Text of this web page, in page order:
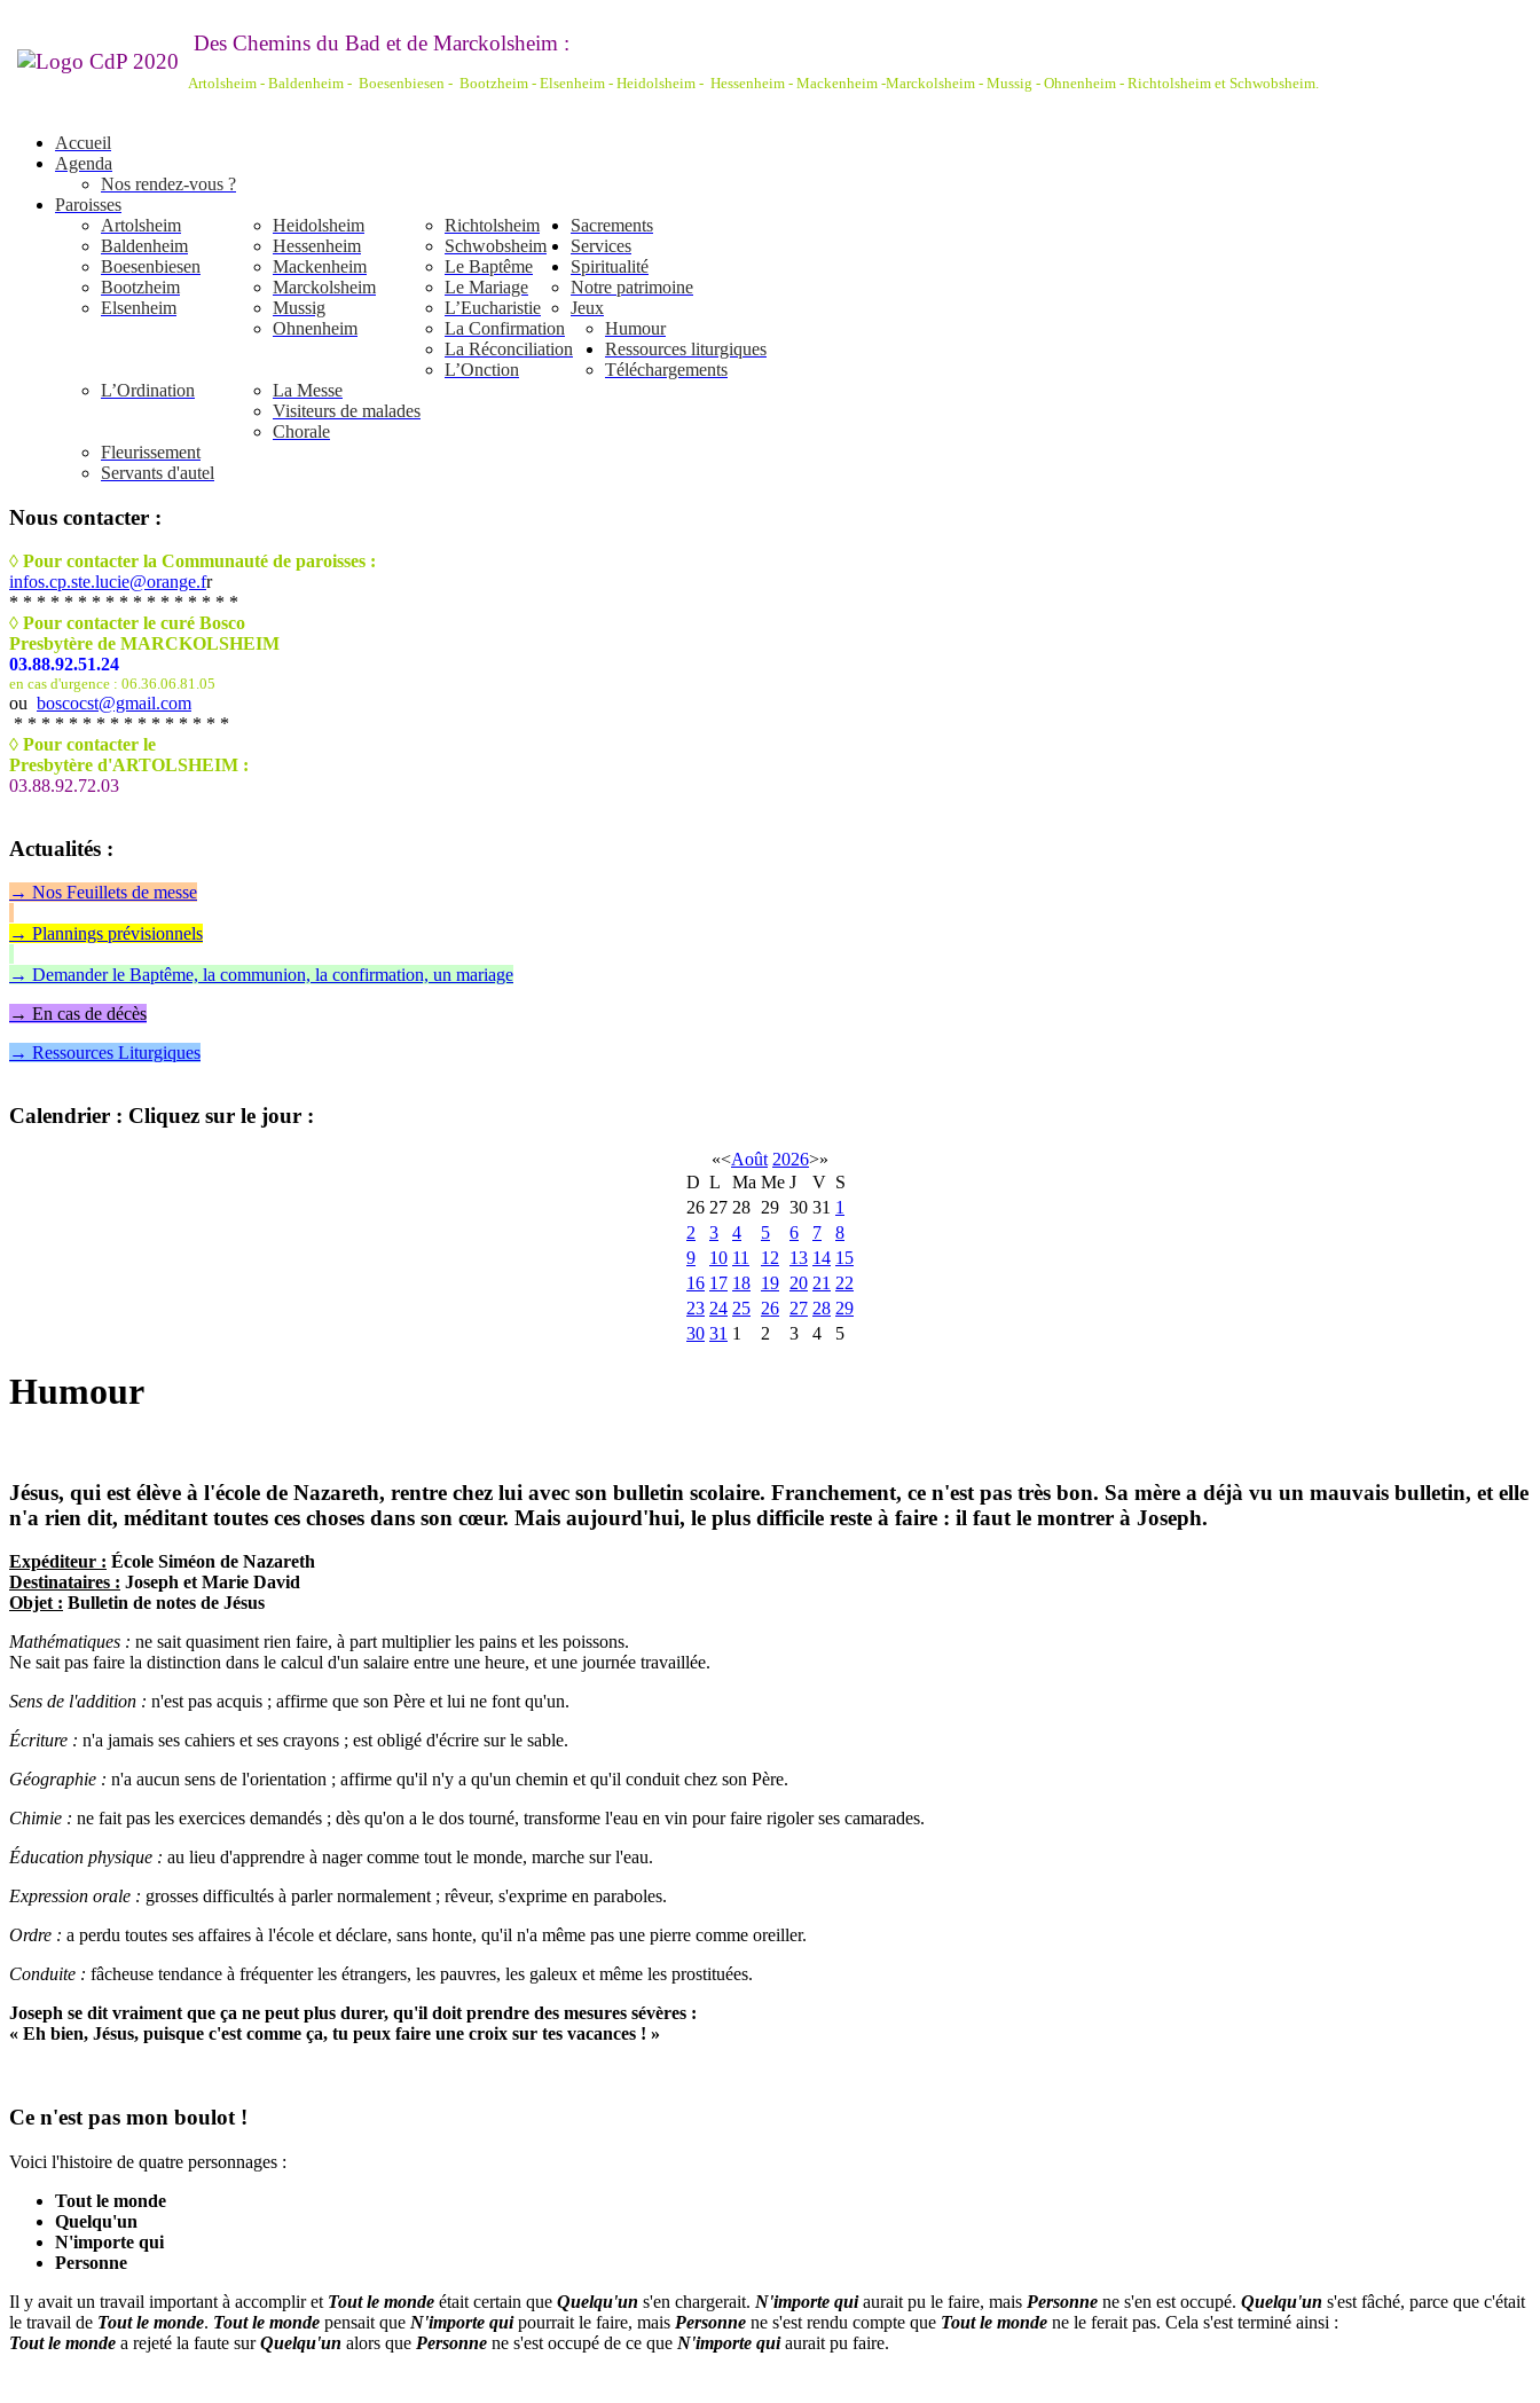
Des Chemins du Bad et de Marckolsheim :
Artolsheim - Baldenheim - Boesenbiesen - Bootzheim - Elsenheim - Heidolsheim - Hessenheim - Mackenheim -Marckolsheim - Mussig - Ohnenheim - Richtolsheim et Schwobsheim.
Accueil
Agenda
Nos rendez-vous ?
Paroisses
Artolsheim
Baldenheim
Boesenbiesen
Bootzheim
Elsenheim
Heidolsheim
Hessenheim
Mackenheim
Marckolsheim
Mussig
Ohnenheim
Richtolsheim
Schwobsheim
Sacrements
Le Baptême
Le Mariage
L’Eucharistie
La Confirmation
La Réconciliation
L’Onction
L’Ordination
Services
La Messe
Visiteurs de malades
Chorale
Fleurissement
Servants d'autel
Spiritualité
Notre patrimoine
Jeux
Humour
Ressources liturgiques
Téléchargements
Nous contacter :
◊ Pour contacter la Communauté de paroisses :
infos.cp.ste.lucie@orange.fr
* * * * * * * * * * * * * * * * *
◊ Pour contacter le curé Bosco
Presbytère de MARCKOLSHEIM
03.88.92.51.24
en cas d'urgence : 06.36.06.81.05
ou boscocst@gmail.com
* * * * * * * * * * * * * * * *
◊ Pour contacter le
Presbytère d'ARTOLSHEIM :
03.88.92.72.03
Actualités :
→ Nos Feuillets de messe
→ Plannings prévisionnels
→ Demander le Baptême, la communion, la confirmation, un mariage
→ En cas de décès
→ Ressources Liturgiques
Calendrier : Cliquez sur le jour :
«<Août 2026>»
D L Ma Me J V S
26 27 28 29 30 31 1
2
3 4 5 6 7
8
9
10 11 12 13 14 15
16 17 18 19 20 21 22
23 24 25 26 27 28 29
30 31 1 2 3 4 5
Humour
Jésus, qui est élève à l'école de Nazareth, rentre chez lui avec son bulletin scolaire. Franchement, ce n'est pas très bon. Sa mère a déjà vu un mauvais bulletin, et elle
n'a rien dit, méditant toutes ces choses dans son cœur. Mais aujourd'hui, le plus difficile reste à faire : il faut le montrer à Joseph.
Expéditeur : École Siméon de Nazareth
Destinataires : Joseph et Marie David
Objet : Bulletin de notes de Jésus
Mathématiques : ne sait quasiment rien faire, à part multiplier les pains et les poissons.
Ne sait pas faire la distinction dans le calcul d'un salaire entre une heure, et une journée travaillée.
Sens de l'addition : n'est pas acquis ; affirme que son Père et lui ne font qu'un.
Écriture : n'a jamais ses cahiers et ses crayons ; est obligé d'écrire sur le sable.
Géographie : n'a aucun sens de l'orientation ; affirme qu'il n'y a qu'un chemin et qu'il conduit chez son Père.
Chimie : ne fait pas les exercices demandés ; dès qu'on a le dos tourné, transforme l'eau en vin pour faire rigoler ses camarades.
Éducation physique : au lieu d'apprendre à nager comme tout le monde, marche sur l'eau.
Expression orale : grosses difficultés à parler normalement ; rêveur, s'exprime en paraboles.
Ordre : a perdu toutes ses affaires à l'école et déclare, sans honte, qu'il n'a même pas une pierre comme oreiller.
Conduite : fâcheuse tendance à fréquenter les étrangers, les pauvres, les galeux et même les prostituées.
Joseph se dit vraiment que ça ne peut plus durer, qu'il doit prendre des mesures sévères :
« Eh bien, Jésus, puisque c'est comme ça, tu peux faire une croix sur tes vacances ! »
Ce n'est pas mon boulot !
Voici l'histoire de quatre personnages :
Tout le monde
Quelqu'un
N'importe qui
Personne
Il y avait un travail important à accomplir et Tout le monde était certain que Quelqu'un s'en chargerait. N'importe quiaurait pu le faire, mais Personne ne s'en est occupé. Quelqu'un s'est fâché, parce que c'était
le travail de Tout le monde. Tout le monde pensait que N'importe quipourrait le faire, mais Personne ne s'est rendu compte que Tout le monde ne le ferait pas. Cela s'est terminé ainsi :
Tout le monde a rejeté la faute surQuelqu'un alors que Personne ne s'est occupé de ce que N'importe quiaurait pu faire.